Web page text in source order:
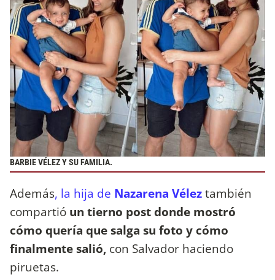
BARBIE VÉLEZ Y SU FAMILIA.
Además, la hija de Nazarena Véleztambién
compartió un tierno post donde mostró
cómo quería que salga su foto y cómo
finalmente salió, con Salvador haciendo
piruetas.